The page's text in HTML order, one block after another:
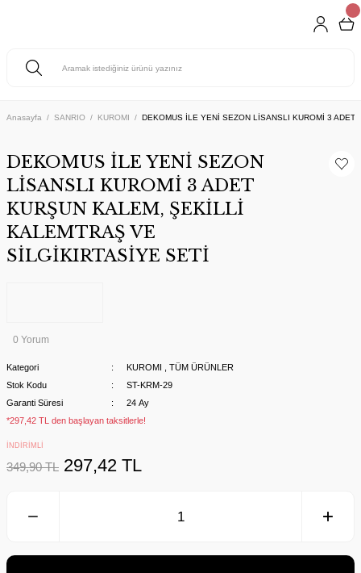
Anasayfa SANRIO KUROMI DEKOMUS İLE YENİ SEZON LİSANSLI KUROMİ 3
DEKOMUS İLE YENİ SEZON
LİSANSLI KUROMİ 3 ADET
KURŞUN KALEM, ŞEKİLLİ
KALEMTRAŞ VE
SİLGİKIRTASİYE SETİ
0 Yorum
Kategori KUROMI
TÜM ÜRÜNLER
Stok Kodu
ST-KRM-29
Garanti Süresi
24 Ay
*297,42 TL den başlayan taksitlerle!
İNDİRİMLİ
349,90 TL 297,42 TL